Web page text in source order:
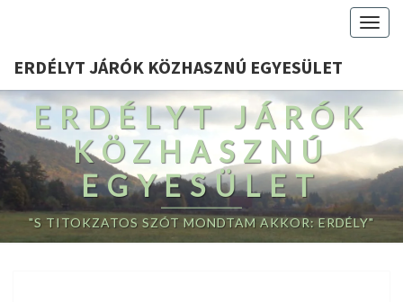
ERDÉLYT JÁRÓK KÖZHASZNÚ EGYESÜLET
ERDÉLYT JÁRÓK
KÖZHASZNÚ
EGYESÜLET
"S TITOKZATOS SZÓT MONDTAM AKKOR: ERDÉLY"